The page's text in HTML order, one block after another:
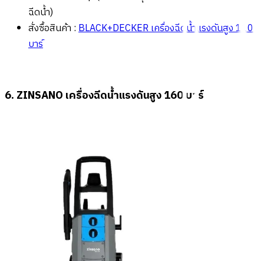
ฉีดน้ำ)
สั่งซื้อสินค้า :BLACK+DECKER เครื่องฉีดน้ำแรงดันสูง 110
บาร์
6. ZINSANO เครื่องฉีดน้ำแรงดันสูง 160 บาร์